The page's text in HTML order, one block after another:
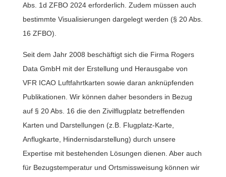
Abs. 1d ZFBO 2024 erforderlich. Zudem müssen auch
bestimmte Visualisierungen dargelegt werden (§ 20 Abs.
16 ZFBO).
Seit dem Jahr 2008 beschäftigt sich die Firma Rogers
Data GmbH mit der Erstellung und Herausgabe von
VFR ICAO Luftfahrtkarten sowie daran anknüpfenden
Publikationen. Wir können daher besonders in Bezug
auf § 20 Abs. 16 die den Zivilflugplatz betreffenden
Karten und Darstellungen (z.B. Flugplatz-Karte,
Anflugkarte, Hindernisdarstellung) durch unsere
Expertise mit bestehenden Lösungen dienen. Aber auch
für Bezugstemperatur und Ortsmissweisung können wir